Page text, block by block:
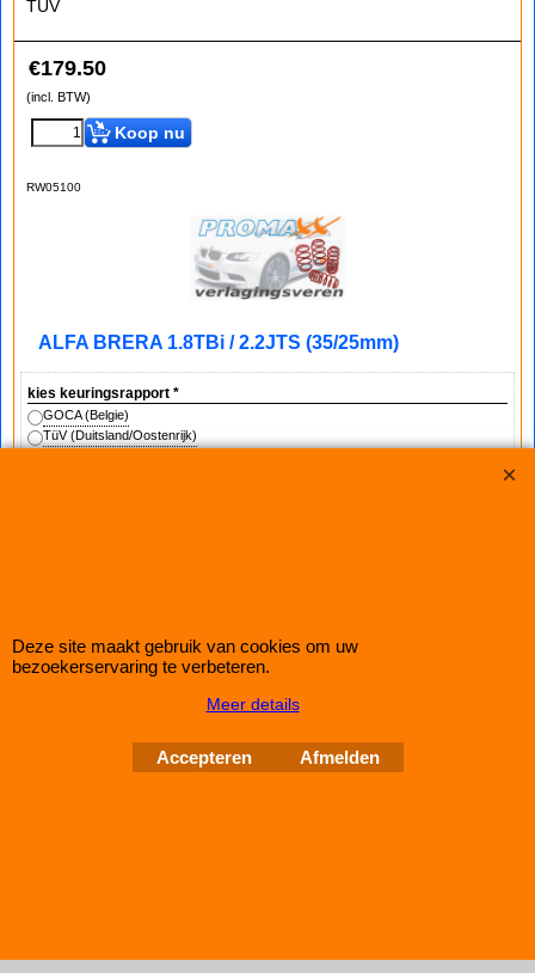
TUV
€179.50
(incl. BTW)
Koop nu
RW05100
ALFA BRERA 1.8TBi / 2.2JTS (35/25mm)
kies keuringsrapport *
GOCA (Belgie)
TüV (Duitsland/Oostenrijk)
Improve Tuning 28 jaar
Deze site maakt gebruik van cookies om uw
bezoekerservaring te verbeteren.
Meer details
Accepteren Afmelden